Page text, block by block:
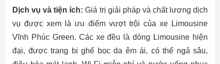
Dịch vụ và tiện ích: Giá trị giải pháp và chất lượng dịch
vụ được xem là ưu điểm vượt trội của xe Limousine
Vĩnh Phúc Green. Các xe đều là dòng Limousine hiện
đại, được trang bị ghế bọc da êm ái, có thể ngả sâu,